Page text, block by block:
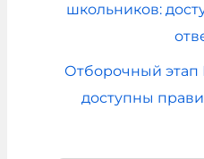
школьников:
Отборочный этап
доступны